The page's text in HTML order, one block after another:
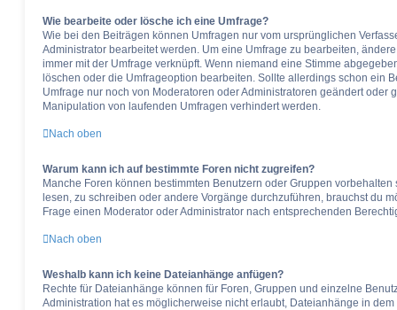
Wie bearbeite oder lösche ich eine Umfrage?
Wie bei den Beiträgen können Umfragen nur vom ursprünglichen
Administrator bearbeitet werden. Um eine Umfrage zu bearbeiten,
immer mit der Umfrage verknüpft. Wenn niemand eine Stimme
löschen oder die Umfrageoption bearbeiten. Sollte allerdings schon ein
Umfrage nur noch von Moderatoren oder Administratoren geändert oder
Manipulation von laufenden Umfragen verhindert werden.
Nach oben
Warum kann ich auf bestimmte Foren nicht zugreifen?
Manche Foren können bestimmten Benutzern oder Gruppen
lesen, zu schreiben oder andere Vorgänge durchzuführen, brauchst du
Frage einen Moderator oder Administrator nach entsprechenden
Nach oben
Weshalb kann ich keine Dateianhänge anfügen?
Rechte für Dateianhänge können für Foren, Gruppen und einzelne
Administration hat es möglicherweise nicht erlaubt, Dateianhänge in